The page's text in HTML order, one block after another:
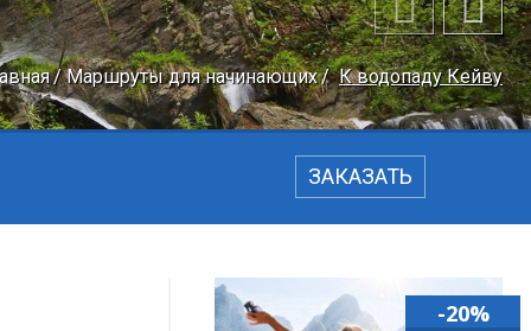
Маршруты для начинающих К водопаду Кейву
ЗАКАЗАТЬ
-20%